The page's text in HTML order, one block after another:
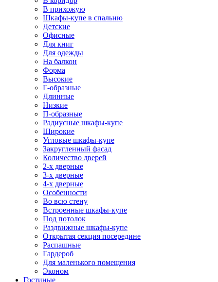
В прихожую
Шкафы-купе в спальню
Детские
Офисные
Для книг
Для одежды
На балкон
Форма
Высокие
Г-образные
Длинные
Низкие
П-образные
Радиусные шкафы-купе
Широкие
Угловые шкафы-купе
Закругленный фасад
Количество дверей
2-х дверные
3-х дверные
4-х дверные
Особенности
Во всю стену
Встроенные шкафы-купе
Под потолок
Раздвижные шкафы-купе
Открытая секция посередине
Распашные
Гардероб
Для маленького помещения
Эконом
Гостиные